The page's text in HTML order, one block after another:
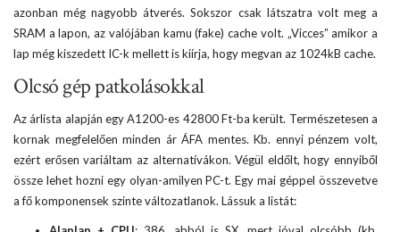
azonban még nagyobb átverés. Sokszor csak látszatra volt meg a
SRAM a lapon, az valójában kamu (fake) cache volt. „Vicces” amikor a
lap még kiszedett IC-k mellett is kiírja, hogy megvan az 1024kB cache.
Olcsó gép patkolásokkal
Az árlista alapján egy A1200-es 42800 Ft-ba került. Természetesen a
kornak megfelelően minden ár ÁFA mentes. Kb. ennyi pénzem volt,
ezért erősen variáltam az alternatívákon. Végül eldőlt, hogy ennyiből
össze lehet hozni egy olyan-amilyen PC-t. Egy mai géppel összevetve
a fő komponensek szinte változatlanok. Lássuk a listát: